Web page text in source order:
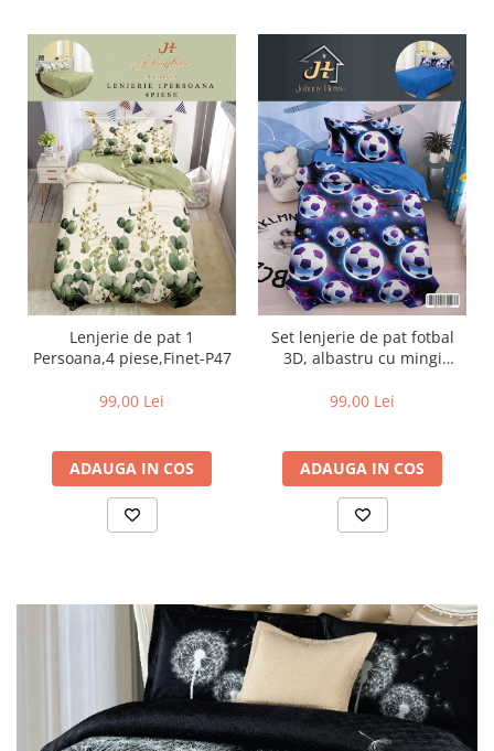
Lenjerie de pat 1
Persoana,4 piese,Finet-P47
99,00 Lei
ADAUGA IN COS
Set lenjerie de pat fotbal
3D, albastru cu mingi
99,00 Lei
ADAUGA IN COS